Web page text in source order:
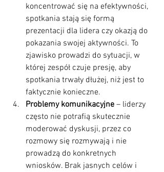
koncentrować się na efektywności,
spotkania stają się formą
prezentacji dla lidera czy okazją do
pokazania swojej aktywności. To
zjawisko prowadzi do sytuacji, w
której zespół czuje presję, aby
spotkania trwały dłużej, niż jest to
faktycznie konieczne.
Problemy komunikacyjne – liderzy
często nie potrafią skutecznie
moderować dyskusji, przez co
rozmowy się rozmywają i nie
prowadzą do konkretnych
wniosków. Brak jasnych celów i